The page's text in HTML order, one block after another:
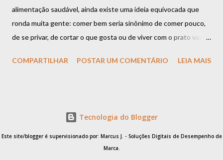
alimentação saudável, ainda existe uma ideia equivocada que
ronda muita gente: comer bem seria sinônimo de comer pouco,
de se privar, de cortar o que gosta ou de viver com o prato vazio.
resposta é: não. Comer melhor não significa comer menos.
bem” a restrições rígidas. Quantas vezes você já ouviu frases
como “não posso comer isso” ou “preciso cortar aquilo da minha
dieta” ? Essa mentalidade parte de uma lógica de proibição e
COMPARTILHAR POSTAR UM COMENTÁRIO LEIA MAIS
Tecnologia do Blogger
Este site/blogger é supervisionado por: Marcus J. - Soluções Digitais de Desempenho de
Marca.